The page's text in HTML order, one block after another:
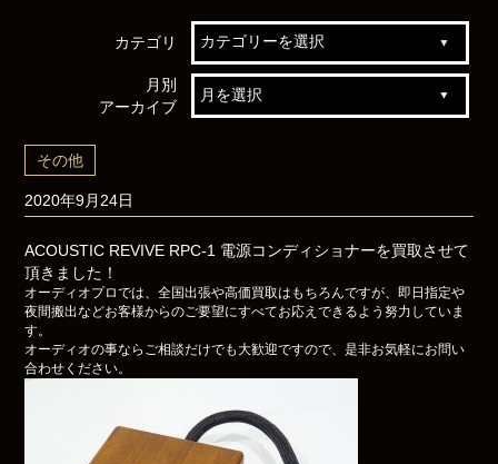
カテゴリ
月別
アーカイブ
その他
2020年9月24日
ACOUSTIC REVIVE RPC-1 電源コンディショナーを買取させて
頂きました！
オーディオプロでは、全国出張や高価買取はもちろんですが、即日指定や
夜間搬出などお客様からのご要望にすべてお応えできるよう努力していま
す。
オーディオの事ならご相談だけでも大歓迎ですので、是非お気軽にお問い
合わせください。